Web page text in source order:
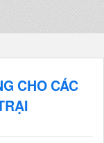
CHO CÁC